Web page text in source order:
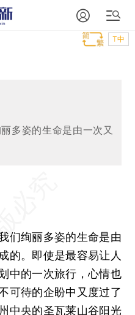
T中
多姿的生命是由一次又
绚丽多姿的生命是由
的。即使是最容易让人
中的一次旅行，心情也
可待的企盼中又度过了
中央的圣瓦莱山谷阳光